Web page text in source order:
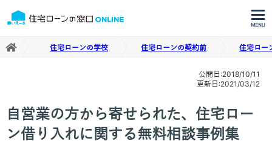
住宅ローンの学校 住宅ローンの契約前 住宅ロー
公開日:2018/10/11
更新日:2021/03/12
自営業の方から寄せられた、住宅ロー
ン借り入れに関する無料相談事例集